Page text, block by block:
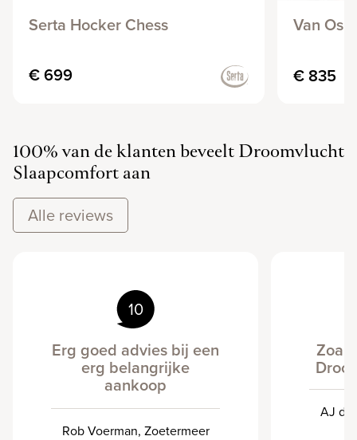
Serta Hocker Chess
€ 699
Van Os
€ 835
100% van de klanten beveelt Droomvlucht
Slaapcomfort aan
Alle reviews
10
Erg goed advies bij een
erg belangrijke
aankoop
Rob Voerman, Zoetermeer
AJ de